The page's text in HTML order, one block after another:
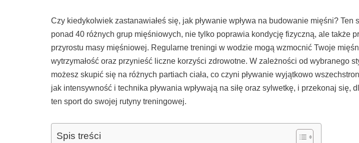
Czy kiedykolwiek zastanawiałeś się, jak pływanie wpływa na budowanie mięśni? Ten
ponad 40 różnych grup mięśniowych, nie tylko poprawia kondycję fizyczną, ale także
przyrostu masy mięśniowej. Regularne treningi w wodzie mogą wzmocnić Twoje
wytrzymałość oraz przynieść liczne korzyści zdrowotne. W zależności od wybranego
możesz skupić się na różnych partiach ciała, co czyni pływanie wyjątkowo
jak intensywność i technika pływania wpływają na siłę oraz sylwetkę, i przekonaj się,
ten sport do swojej rutyny treningowej.
Spis treści